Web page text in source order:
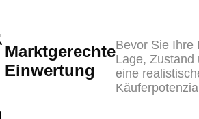
Marktgerechte
Einwertung
Bevor Sie Ihre
Lage, Zustand
eine